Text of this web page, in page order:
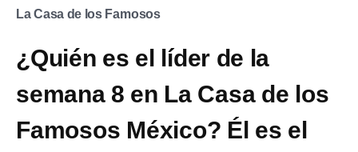
La Casa de los Famosos
¿Quién es el líder de la
semana 8 en La Casa de los
Famosos México? Él es el